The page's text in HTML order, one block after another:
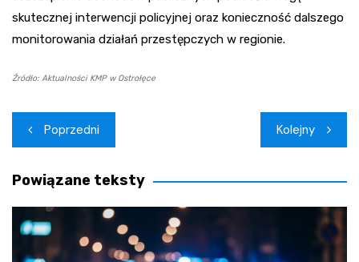
skutecznej interwencji policyjnej oraz konieczność dalszego
monitorowania działań przestępczych w regionie.
Źródło: Aktualności KMP w Ostrołęce
Nawigacja
wpisu
Poprzedni Kolejny
Powiązane teksty